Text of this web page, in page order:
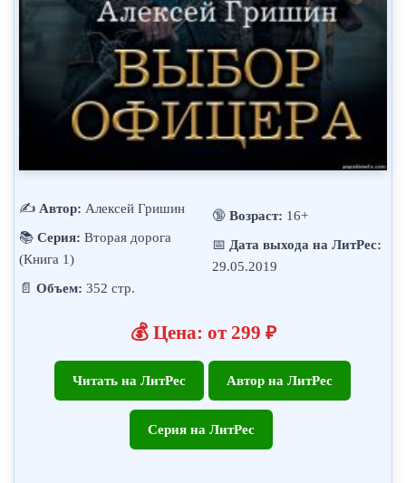
✍️ Автор: Алексей Гришин
📚 Серия: Вторая дорога
(Книга 1)
📄 Объем: 352 стр.
🔞 Возраст: 16+
📅 Дата выхода на ЛитРес:
29.05.2019
💰 Цена: от 299 ₽
Читать на ЛитРес Автор на ЛитРес
Серия на ЛитРес